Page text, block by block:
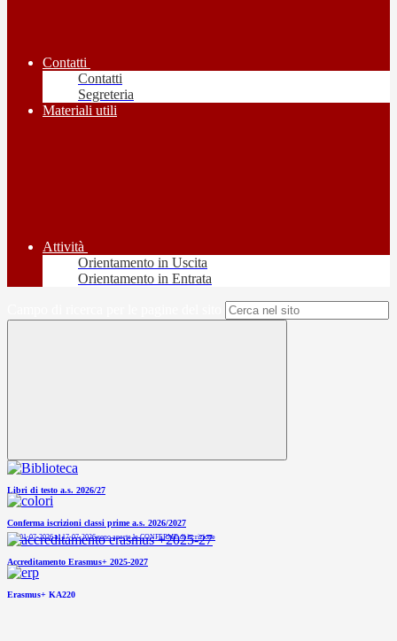
Contatti
Contatti
Segreteria
Materiali utili
Attività
Orientamento in Uscita
Orientamento in Entrata
Libri di testo a.s. 2026/27
Conferma iscrizioni classi prime a.s. 2026/2027
Dal 01-07-2026 al 17-07-2026 sono aperte le CONFERME di iscrizione
Accreditamento Erasmus+ 2025-2027
Erasmus+ KA220